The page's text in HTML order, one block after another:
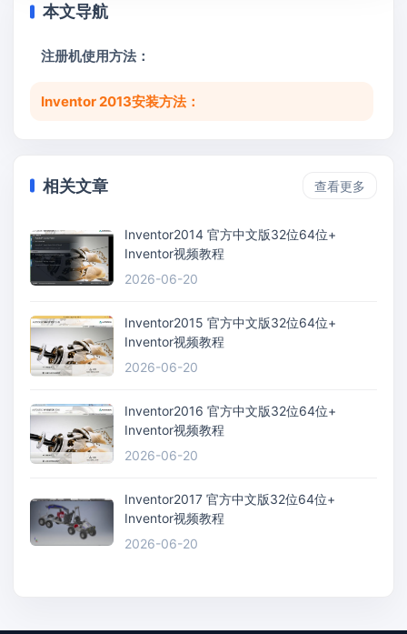
本文导航
注册机使用方法：
Inventor 2013安装方法：
相关文章 查看更多
Inventor2014 官方中文版32位64位+
Inventor视频教程
2026-06-20
Inventor2015 官方中文版32位64位+
Inventor视频教程
2026-06-20
Inventor2016 官方中文版32位64位+
Inventor视频教程
2026-06-20
Inventor2017 官方中文版32位64位+
Inventor视频教程
2026-06-20